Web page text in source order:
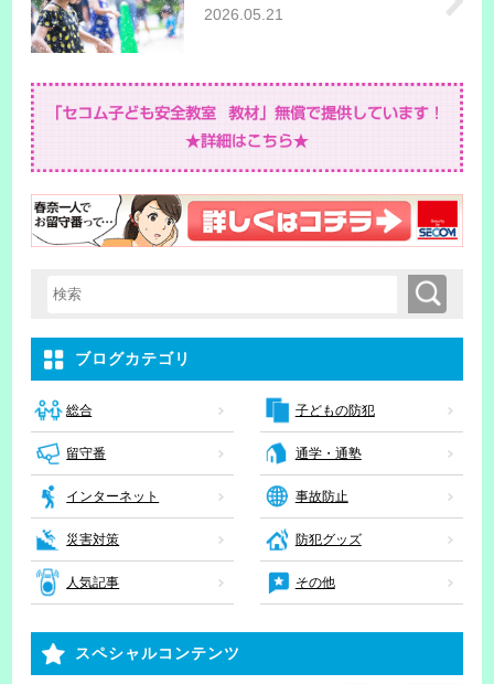
2026.05.21
検索キーワード入力 検索
ブログカテゴリ
総合 子どもの防犯
留守番 通学・通塾
インターネット 事故防止
災害対策 防犯グッズ
人気記事 その他
スペシャルコンテンツ